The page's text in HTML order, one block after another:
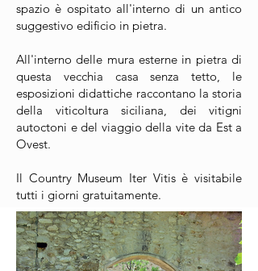
spazio è ospitato all'interno di un antico
suggestivo edificio in pietra.
All'interno delle mura esterne in pietra di
questa vecchia casa senza tetto, le
esposizioni didattiche raccontano la storia
della viticoltura siciliana, dei vitigni
autoctoni e del viaggio della vite da Est a
Ovest.
Il Country Museum Iter Vitis è visitabile
tutti i giorni gratuitamente.